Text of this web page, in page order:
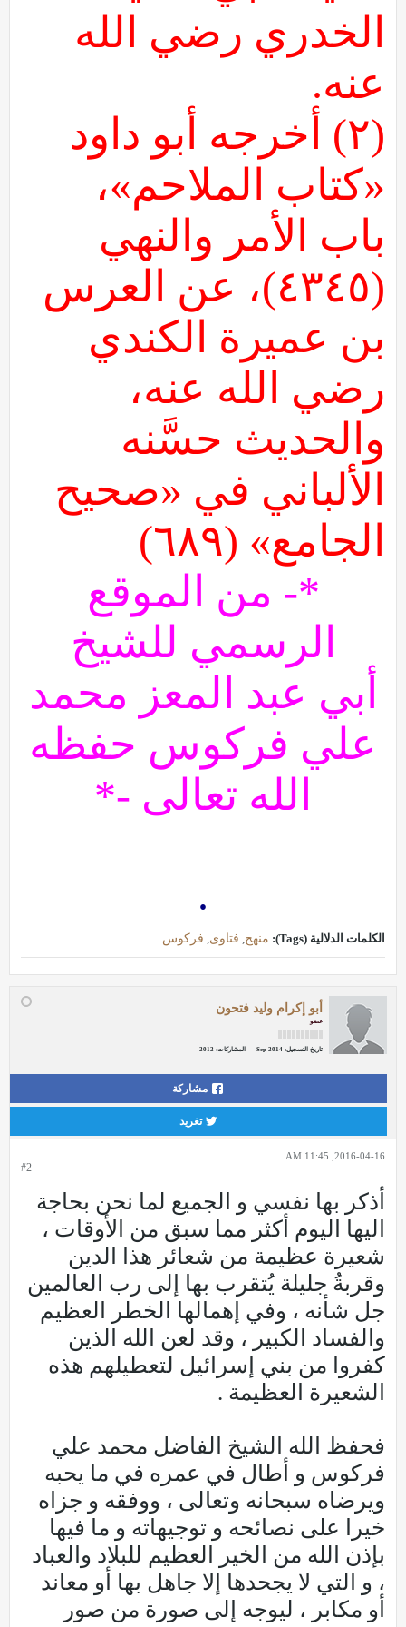
الخدري رضي الله
عنه.
(٢) أخرجه أبو داود
«كتاب الملاحم»،
باب الأمر والنهي
(٤٣٤٥)، عن العرس
بن عميرة الكندي
رضي الله عنه،
والحديث حسَّنه
الألباني في «صحيح
الجامع» (٦٨٩)
*- من الموقع
الرسمي للشيخ
أبي عبد المعز محمد
علي فركوس حفظه
الله تعالى -*
.
الكلمات الدلالية (Tags): منهج, فتاوى, فركوس
أبو إكرام وليد فتحون
عضو
تاريخ التسجيل: Sep 2014 المشاركات: 2012
مشاركة
تغريد
#2
2016-04-16, 11:45 AM
أذكر بها نفسي و الجميع لما نحن بحاجة
اليها اليوم أكثر مما سبق من الأوقات ،
شعيرة عظيمة من شعائر هذا الدين
وقربةُ جليلة يُتقرب بها إلى رب العالمين
جل شأنه ، وفي إهمالها الخطر العظيم
والفساد الكبير ، وقد لعن الله الذين
كفروا من بني إسرائيل لتعطيلهم هذه
الشعيرة العظيمة .
فحفظ الله الشيخ الفاضل محمد علي
فركوس و أطال في عمره في ما يحبه
ويرضاه سبحانه وتعالى ، ووفقه و جزاه
خيرا على نصائحه و توجيهاته و ما فيها
بإذن الله من الخير العظيم للبلاد والعباد
، و التي لا يجحدها إلا جاهل بها أو معاند
أو مكابر ، ليوجه إلى صورة من صور